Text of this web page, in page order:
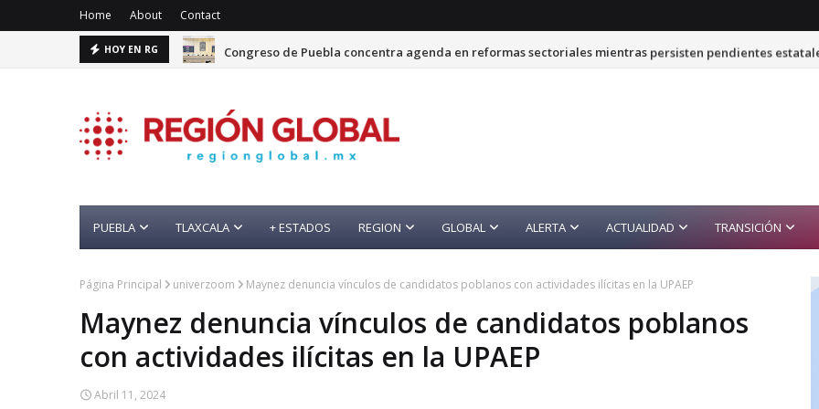
Home About Contact
HOY EN RG Congreso de Puebla concentra agenda en reformas sectoriales mientras persisten pendientes
PUEBLA TLAXCALA + ESTADOS REGION GLOBAL ALERTA ACTUALIDAD TRANSICIÓN
Página Principal univerzoom Maynez denuncia vínculos de candidatos poblanos con actividades ilícitas en la UPAEP
Maynez denuncia vínculos de candidatos poblanos
con actividades ilícitas en la UPAEP
Abril 11, 2024